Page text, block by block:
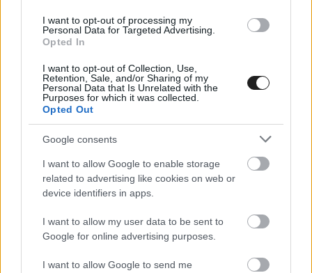
I want to opt-out of processing my
Personal Data for Targeted Advertising.
Opted In
I want to opt-out of Collection, Use,
Retention, Sale, and/or Sharing of my
Personal Data that Is Unrelated with the
Purposes for which it was collected.
Opted Out
Google consents
I want to allow Google to enable storage
related to advertising like cookies on web or
device identifiers in apps.
I want to allow my user data to be sent to
Google for online advertising purposes.
I want to allow Google to send me
A bejegyzés megtekintése az Instagramon
Max Verstappen (@maxverstappen1) által
megosztott bejegyzés